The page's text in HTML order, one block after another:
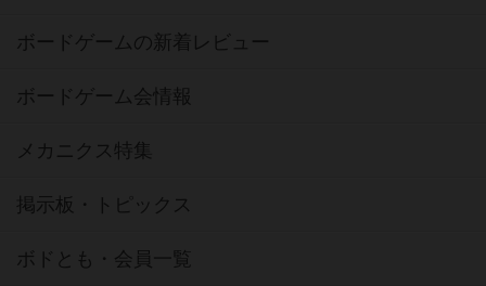
ボードゲームの新着レビュー
ボードゲーム会情報
メカニクス特集
掲示板・トピックス
ボドとも・会員一覧